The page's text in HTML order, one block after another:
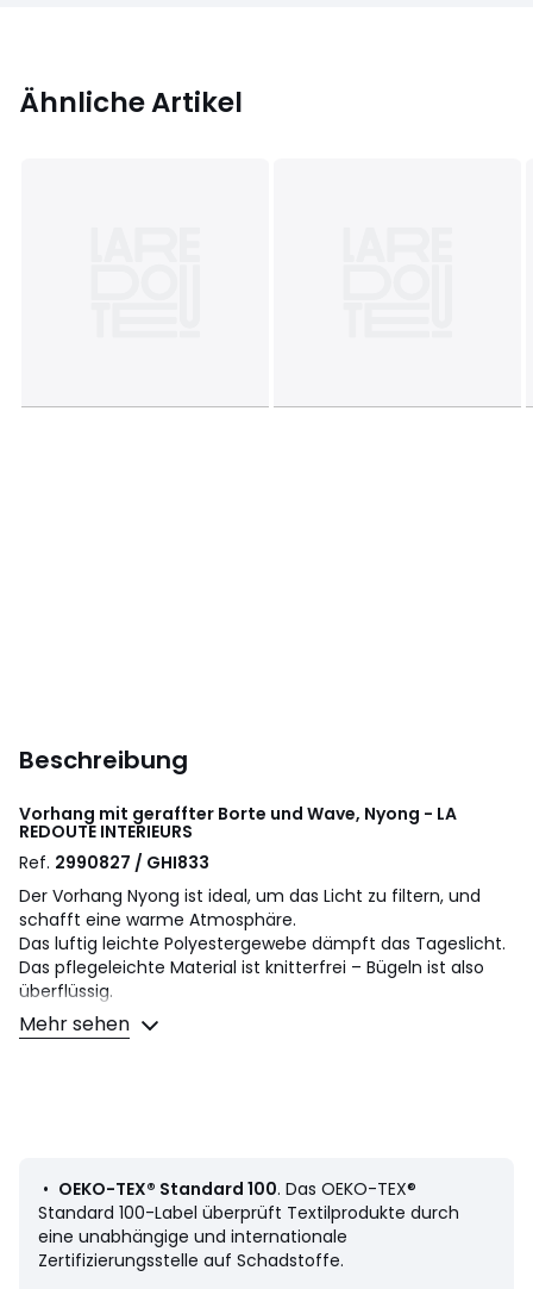
Ähnliche Artikel
Beschreibung
Vorhang mit geraffter Borte und Wave, Nyong - LA
REDOUTE INTERIEURS
Ref. 2990827 / GHI833
Der Vorhang Nyong ist ideal, um das Licht zu filtern, und
schafft eine warme Atmosphäre.
Das luftig leichte Polyestergewebe dämpft das Tageslicht.
Das pflegeleichte Material ist knitterfrei – Bügeln ist also
überflüssig.
2 Befestigungsmöglichkeiten: Kräuselborte oder Wave-
werden, sodass die Vorhangstange verdeckt wird oder
sichtbar bleibt.
Bei der Wave-Faltung hängt der Vorhang in harmonisch
verteilten Wellen. Die gleichmässigen Falten sorgen für ein
Mehr sehen
• OEKO-TEX® Standard 100. Das OEKO-TEX®
Standard 100-Label überprüft Textilprodukte durch
eine unabhängige und internationale
Zertifizierungsstelle auf Schadstoffe.